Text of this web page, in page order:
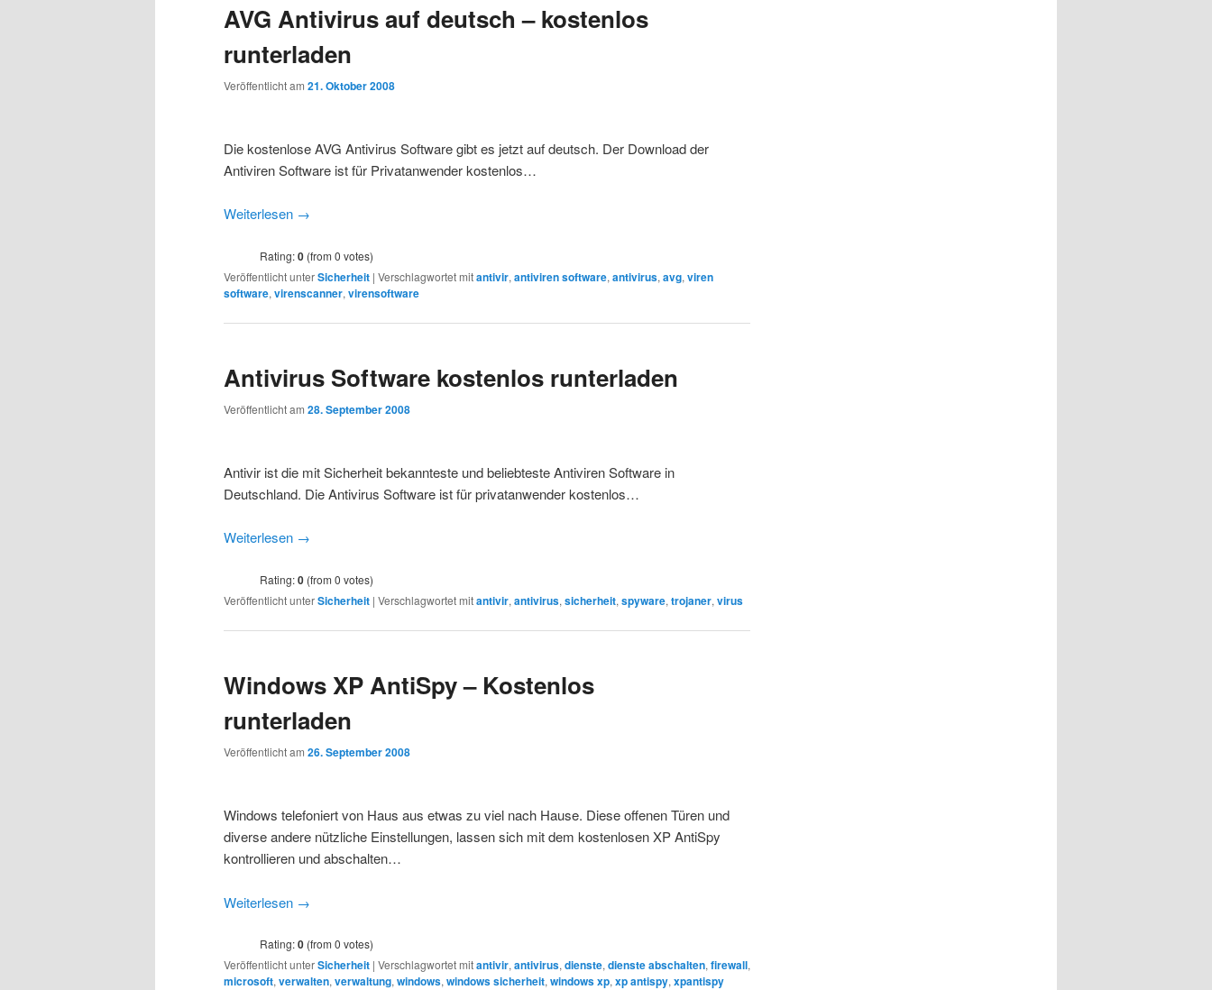
AVG Antivirus auf deutsch – kostenlos
runterladen
Veröffentlicht am 21. Oktober 2008
Die kostenlose AVG Antivirus Software gibt es jetzt auf deutsch. Der Download der
Antiviren Software ist für Privatanwender kostenlos…
Weiterlesen →
Rating:0 (from 0 votes)
Veröffentlicht unterSicherheit | Verschlagwortet mitantivir, antiviren software, antivirus, avg, viren
software, virenscanner, virensoftware
Antivirus Software kostenlos runterladen
Veröffentlicht am 28. September 2008
Antivir ist die mit Sicherheit bekannteste und beliebteste Antiviren Software in
Deutschland. Die Antivirus Software ist für privatanwender kostenlos…
Weiterlesen →
Rating:0 (from 0 votes)
Veröffentlicht unterSicherheit | Verschlagwortet mitantivir, antivirus, sicherheit, spyware, trojaner, virus
Windows XP AntiSpy – Kostenlos
runterladen
Veröffentlicht am 26. September 2008
Windows telefoniert von Haus aus etwas zu viel nach Hause. Diese offenen Türen und
diverse andere nützliche Einstellungen, lassen sich mit dem kostenlosen XP AntiSpy
kontrollieren und abschalten…
Weiterlesen →
Rating:0 (from 0 votes)
Veröffentlicht unterSicherheit | Verschlagwortet mitantivir, antivirus, dienste, dienste abschalten, firewall,
microsoft, verwalten, verwaltung, windows, windows sicherheit, windows xp, xp antispy, xpantispy